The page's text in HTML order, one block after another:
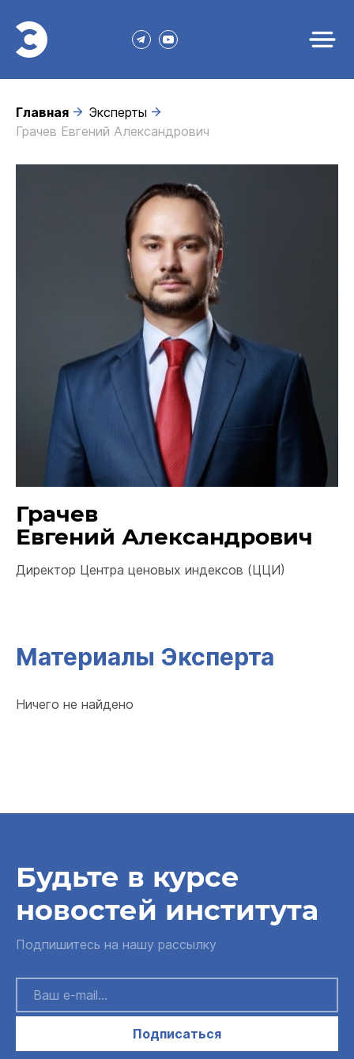
Главная
Эксперты
Грачев Евгений Александрович
Грачев
Евгений Александрович
Директор Центра ценовых индексов (ЦЦИ)
Материалы Эксперта
Ничего не найдено
Будьте в курсе
новостей института
Подпишитесь на нашу рассылку
Подписаться